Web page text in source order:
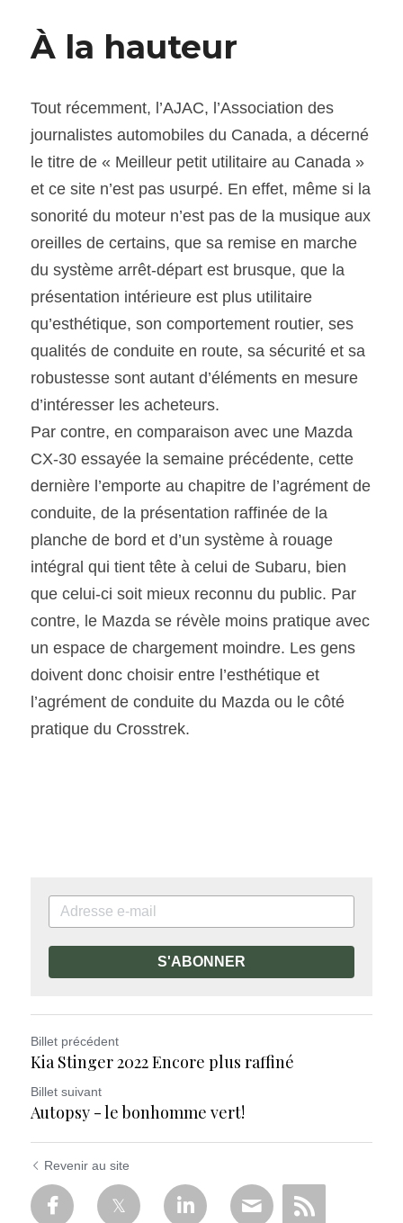
À la hauteur
Tout récemment, l’AJAC, l’Association des
journalistes automobiles du Canada, a décerné
le titre de « Meilleur petit utilitaire au Canada »
et ce site n’est pas usurpé. En effet, même si la
sonorité du moteur n’est pas de la musique aux
oreilles de certains, que sa remise en marche
du système arrêt-départ est brusque, que la
présentation intérieure est plus utilitaire
qu’esthétique, son comportement routier, ses
qualités de conduite en route, sa sécurité et sa
robustesse sont autant d’éléments en mesure
d’intéresser les acheteurs.
Par contre, en comparaison avec une Mazda
CX-30 essayée la semaine précédente, cette
dernière l’emporte au chapitre de l’agrément de
conduite, de la présentation raffinée de la
planche de bord et d’un système à rouage
intégral qui tient tête à celui de Subaru, bien
que celui-ci soit mieux reconnu du public. Par
contre, le Mazda se révèle moins pratique avec
un espace de chargement moindre. Les gens
doivent donc choisir entre l’esthétique et
l’agrément de conduite du Mazda ou le côté
pratique du Crosstrek.
S'ABONNER
Billet précédent
Kia Stinger 2022 Encore plus raffiné
Billet suivant
Autopsy - le bonhomme vert!
Revenir au site